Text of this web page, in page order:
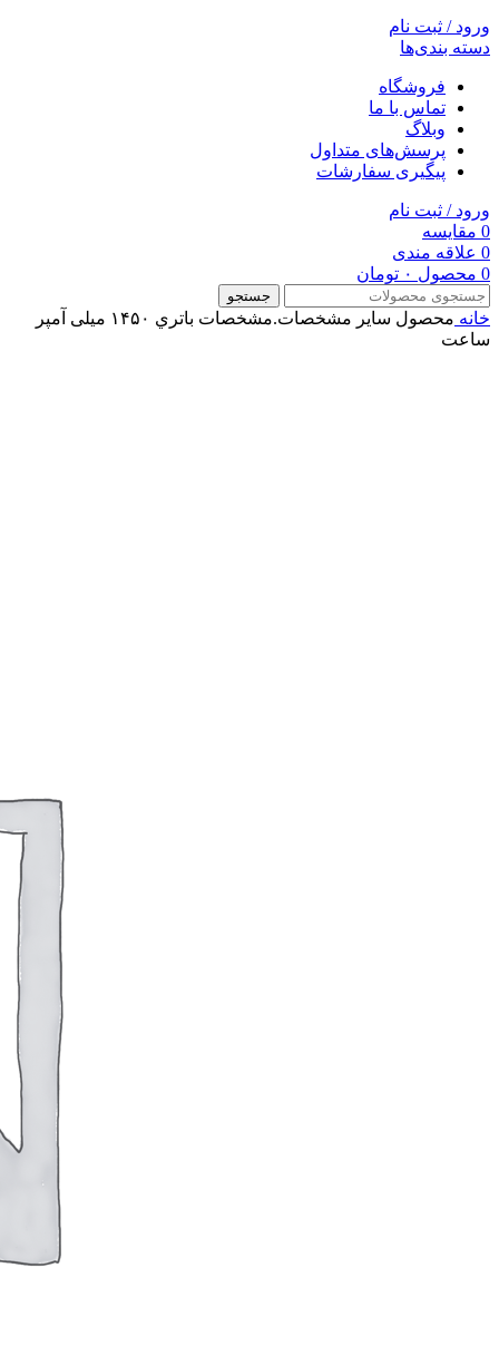
ورود / ثبت نام
دسته بندی‌ها
فروشگاه
تماس با ما
وبلاگ
پرسش‌های متداول
پیگیری سفارشات
ورود / ثبت نام
0 مقایسه
0 علاقه مندی
0 محصول ۰ تومان
جستجو
خانه محصول ساير مشخصات.مشخصات باتري
۱۴۵۰ میلی آمپر
ساعت